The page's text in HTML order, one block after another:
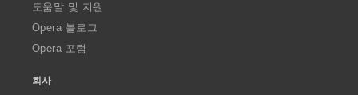
도움말 및 지원
Opera 블로그
Opera 포럼
회사